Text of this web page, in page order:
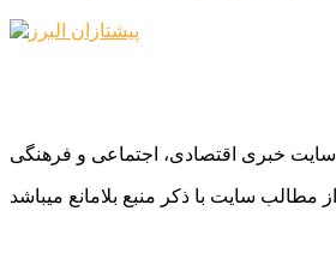
سایت خبری اقتصادی، اجتماعی و فرهنگی